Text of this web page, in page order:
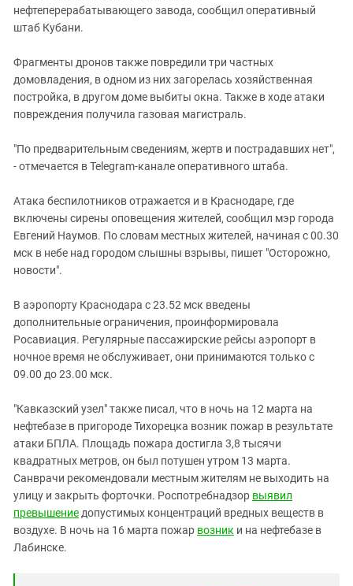
нефтеперерабатывающего завода, сообщил оперативный
штаб Кубани.
Фрагменты дронов также повредили три частных
домовладения, в одном из них загорелась хозяйственная
постройка, в другом доме выбиты окна. Также в ходе атаки
повреждения получила газовая магистраль.
"По предварительным сведениям, жертв и пострадавших нет",
- отмечается в Telegram-канале оперативного штаба.
Атака беспилотников отражается и в Краснодаре, где
включены сирены оповещения жителей, сообщил мэр города
Евгений Наумов. По словам местных жителей, начиная с 00.30
мск в небе над городом слышны взрывы, пишет "Осторожно,
новости".
В аэропорту Краснодара с 23.52 мск введены
дополнительные ограничения, проинформировала
Росавиация. Регулярные пассажирские рейсы аэропорт в
ночное время не обслуживает, они принимаются только с
09.00 до 23.00 мск.
"Кавказский узел" также писал, что в ночь на 12 марта на
нефтебазе в пригороде Тихорецка возник пожар в результате
атаки БПЛА. Площадь пожара достигла 3,8 тысячи
квадратных метров, он был потушен утром 13 марта.
Санврачи рекомендовали местным жителям не выходить на
улицу и закрыть форточки. Роспотребнадзор выявил
превышение допустимых концентраций вредных веществ в
воздухе. В ночь на 16 марта пожар возник и на нефтебазе в
Лабинске.